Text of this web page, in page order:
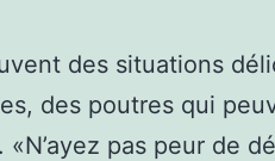
des situations
des poutres qui
pas peur de